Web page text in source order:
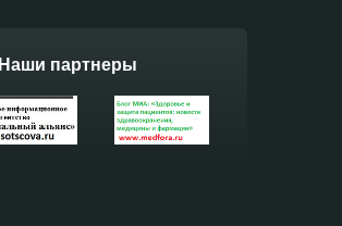
Наши партнеры